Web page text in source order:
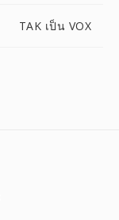
TAK เป็น VOX